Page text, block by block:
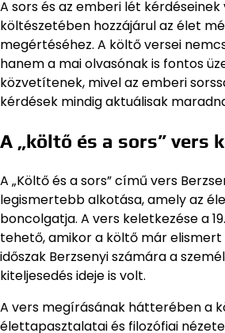
A sors és az emberi lét kérdéseinek
költészetében hozzájárul az élet
megértéséhez. A költő versei
hanem a mai olvasónak is fontos
közvetítenek, mivel az emberi
kérdések mindig aktuálisak
A „költő és a sors” vers
A „Költő és a sors” című vers
legismertebb alkotása, amely az
boncolgatja. A vers keletkezése a
tehető, amikor a költő már elismert
időszak Berzsenyi számára a
kiteljesedés ideje is volt.
A vers megírásának hátterében a
élettapasztalatai és filozófiai